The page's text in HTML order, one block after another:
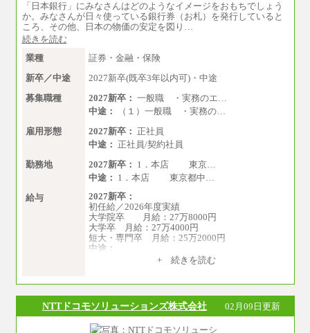
「日本銀行」にみなさんはどのようなイメージをおもちでしょう
か。みなさんが日々使っている銀行券（お札）を発行していると
ころ、その他、日本の物価の安定を図り…
続きを読む
業種
証券・金融・保険
新卒／中途
2027新卒(既卒3年以内可)・中途
募集職種
2027新卒： 一般職 ・実務のエ…
中途：
（１）一般職 ・実務の…
雇用形態
2027新卒： 正社員
中途： 正社員/契約社員
勤務地
2027新卒： 1．本店 東京…
中途： 1．本店 東京都中…
給与
2027新卒：
初任給／2026年度実績
大学院卒 月給：27万8000円
大学卒 月給：27万4000円
短大・専門卒 月給：25万2000円
中途：
（１）（２）共通+ 続きを読む
NTTドコモソリューションズ株式会社 02月09日更新